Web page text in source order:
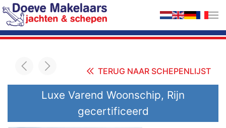
Terug naar hoofdinhoud
TERUG NAAR SCHEPENLIJST
Luxe Varend Woonschip, Rijn
gecertificeerd